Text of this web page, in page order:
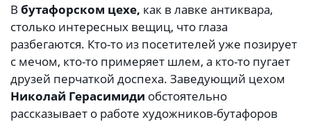
В бутафорском цехе, как в лавке антиквара,
столько интересных вещиц, что глаза
разбегаются. Кто-то из посетителей уже позирует
с мечом, кто-то примеряет шлем, а кто-то пугает
друзей перчаткой доспеха. Заведующий цехом
Николай Герасимиди обстоятельно
рассказывает о работе художников-бутафоров